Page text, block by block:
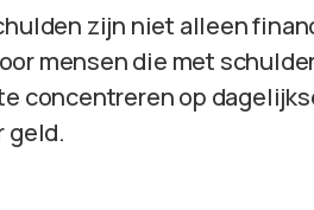
zijn niet alleen
mensen die met
concentreren op
geld.